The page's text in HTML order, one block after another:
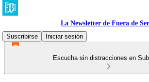
La Newsletter de Fuera de
Suscribirse
Iniciar sesión
Escucha sin distracciones en